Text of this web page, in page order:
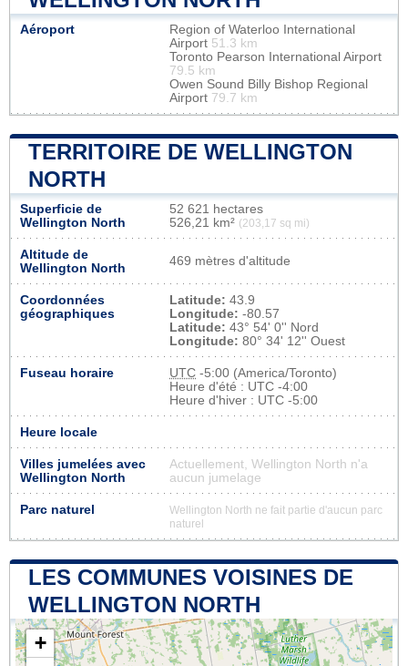
Aéroport
Region of Waterloo International
Airport 51.3 km
Toronto Pearson International Airport
79.5 km
Owen Sound Billy Bishop Regional
Airport 79.7 km
TERRITOIRE DE WELLINGTON
NORTH
Superficie de
Wellington North
52 621 hectares
526,21 km² (203,17 sq mi)
Altitude de
Wellington North
469 mètres d'altitude
Coordonnées
géographiques
Latitude: 43.9
Longitude: -80.57
Latitude: 43° 54' 0'' Nord
Longitude: 80° 34' 12'' Ouest
Fuseau horaire UTC -5:00 (America/Toronto)
Heure d'été : UTC -4:00
Heure d'hiver : UTC -5:00
Heure locale
Villes jumelées avec
Wellington North
Actuellement, Wellington North n'a
aucun jumelage
Parc naturel
Wellington North ne fait partie d'aucun parc
naturel
LES COMMUNES VOISINES DE
WELLINGTON NORTH
+